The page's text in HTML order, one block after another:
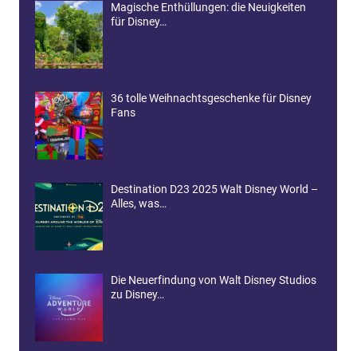
Magische Enthüllungen: die Neuigkeiten
für Disney…
36 tolle Weihnachtsgeschenke für Disney
Fans
Destination D23 2025 Walt Disney World –
Alles, was…
Die Neuerfindung von Walt Disney Studios
zu Disney…